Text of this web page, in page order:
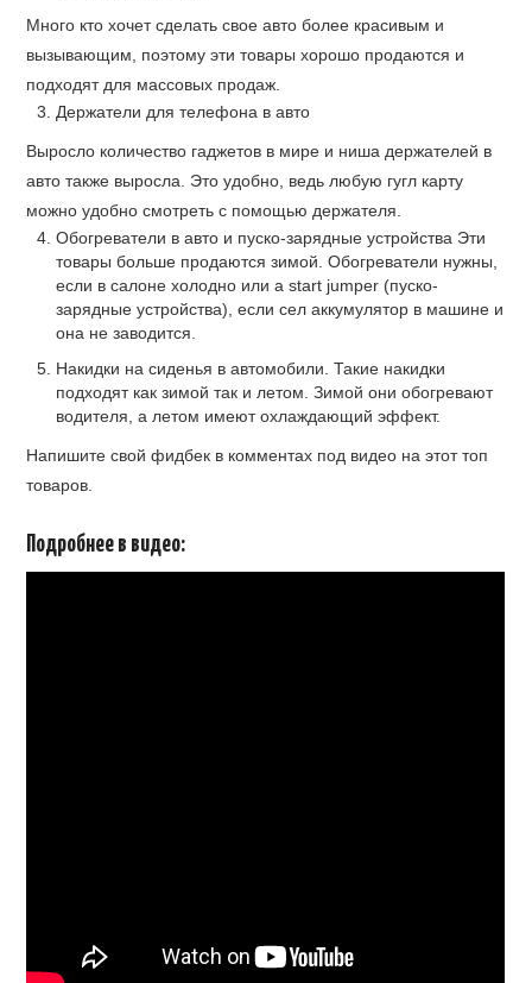
Много кто хочет сделать свое авто более красивым и
вызывающим, поэтому эти товары хорошо продаются и
подходят для массовых продаж.
Держатели для телефона в авто
Выросло количество гаджетов в мире и ниша держателей в
авто также выросла. Это удобно, ведь любую гугл карту
можно удобно смотреть с помощью держателя.
Обогреватели в авто и пуско-зарядные устройства Эти
товары больше продаются зимой. Обогреватели нужны,
если в салоне холодно или а start jumper (пуско-
зарядные устройства), если сел аккумулятор в машине и
она не заводится.
Накидки на сиденья в автомобили. Такие накидки
подходят как зимой так и летом. Зимой они обогревают
водителя, а летом имеют охлаждающий эффект.
Напишите свой фидбек в комментах под видео на этот топ
товаров.
Подробнее в видео: